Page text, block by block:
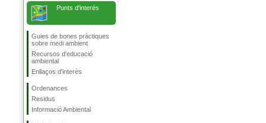
Punts d'interés
Guies de bones pràctiques
sobre medi ambient
Recursos d'educació
ambiental
Enllaços d'interès
Ordenances
Residus
Informació Ambiental